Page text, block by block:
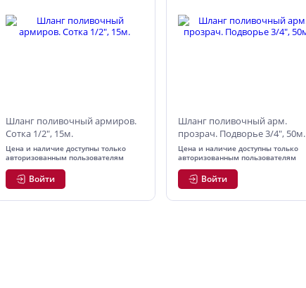
Шланг поливочный армиров.
Сотка 1/2", 15м.
Цена и наличие доступны только
авторизованным пользователям
Войти
Шланг поливочный арм.
прозрач. Подворье 3/4", 50м.
Цена и наличие доступны только
авторизованным пользователям
Войти